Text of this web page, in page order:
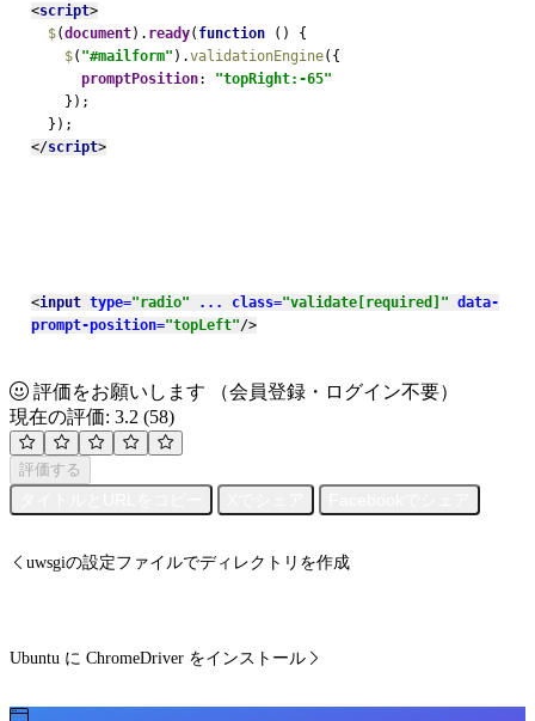
<script>
$(document). ready( function
() {
$( "#mailform" ).validationEngine({
promptPosition: "topRight:-65"
});
  });
</script>
<input type="radio" ... class="validate[required]" data-
prompt-position="topLeft"/>
評価をお願いします
（会員登録・ログイン不要）
現在の評価: 3.2 (58)
評価する
uwsgiの設定ファイルでディレクトリを作成
Ubuntu に ChromeDriver をインストール